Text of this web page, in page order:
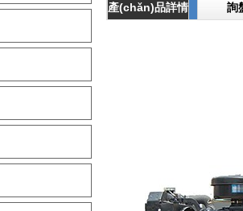
產(chǎn)品詳情 詢